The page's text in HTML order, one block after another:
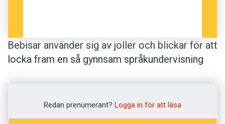
Bebisar använder sig av joller och blickar för att
locka fram en så gynnsam språkundervisning
Amerikanska forskare i psykologi har
videofilmat niomånaders bebisar och deras
Redan prenumerant? Logga in för att läsa